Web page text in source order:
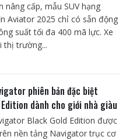
nâng cấp, mẫu SUV hạng
Aviator 2025 chỉ có sẵn động
suất tối đa 400 mã lực. Xe
thị trường...
phiên bản đặc biệt
dành cho giới nhà giàu
Black Gold Edition được
nền tảng Navigator trục cơ